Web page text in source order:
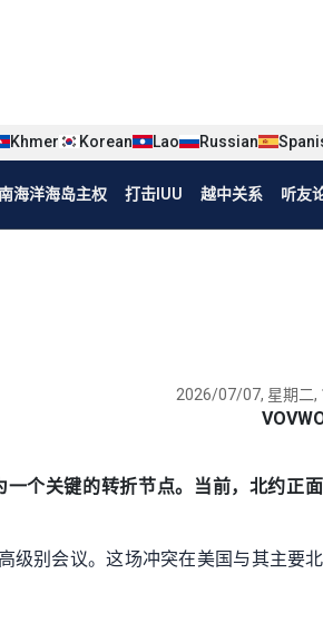
Khmer Korean Lao Russian
海洋海岛主权 打击IUU 越中关系 听友
2026/07/07, 星期二,
一个关键的转折节点。当前，北约正
级别会议。这场冲突在美国与其主要